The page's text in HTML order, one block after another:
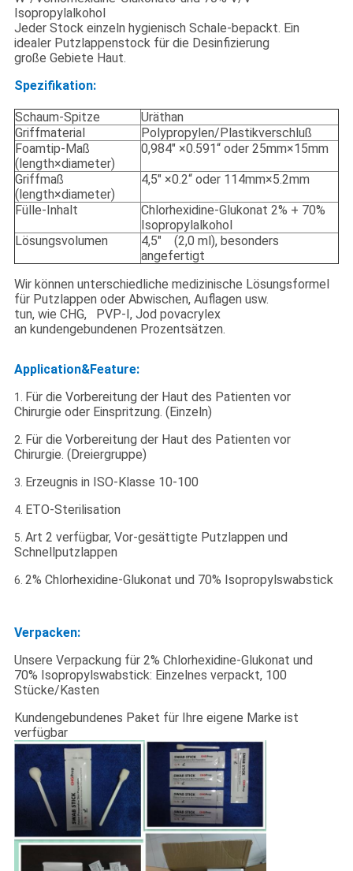
Isopropylalkohol
Jeder Stock einzeln hygienisch Schale-bepackt. Ein
idealer Putzlappenstock für die Desinfizierung
große Gebiete Haut.
Spezifikation:
Schaum-Spitze
Uräthan
Griffmaterial
Polypropylen/Plastikverschluß
Foamtip-Maß
(length×diameter)
0,984" ×0.591“ oder 25mm×15mm
Griffmaß
(length×diameter)
4,5" ×0.2“ oder 114mm×5.2mm
Fülle-Inhalt
Chlorhexidine-Glukonat 2% + 70%
Isopropylalkohol
Lösungsvolumen
4,5" (2,0 ml), besonders
angefertigt
Wir können unterschiedliche medizinische Lösungsformel
für Putzlappen oder Abwischen, Auflagen usw.
tun, wie CHG, PVP-I, Jod povacrylex
an kundengebundenen Prozentsätzen.
Application&Feature:
1. Für die Vorbereitung der Haut des Patienten vor
Chirurgie oder Einspritzung. (Einzeln)
2. Für die Vorbereitung der Haut des Patienten vor
Chirurgie. (Dreiergruppe)
3. Erzeugnis in ISO-Klasse 10-100
4. ETO-Sterilisation
5. Art 2 verfügbar, Vor-gesättigte Putzlappen und
Schnellputzlappen
6. 2% Chlorhexidine-Glukonat und 70% Isopropylswabstick
Verpacken:
Unsere Verpackung für 2% Chlorhexidine-Glukonat und
70% Isopropylswabstick: Einzelnes verpackt, 100
Stücke/Kasten
Kundengebundenes Paket für Ihre eigene Marke ist
verfügbar